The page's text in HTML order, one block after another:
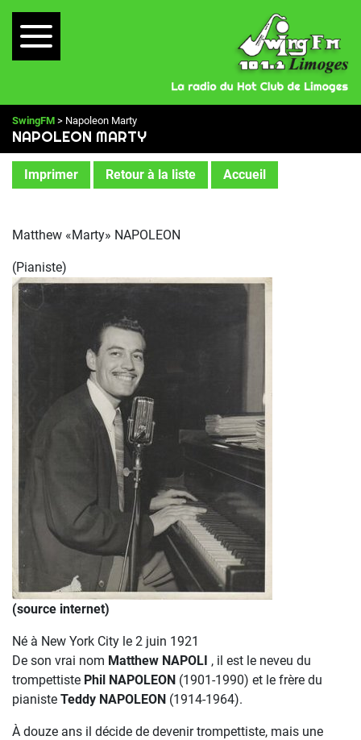
SwingFM > Napoleon Marty
NAPOLEON MARTY
Imprimer Retour à la liste Accueil
Matthew «Marty» NAPOLEON
(Pianiste)
(source internet)
Né à New York City le 2 juin 1921
De son vrai nom Matthew NAPOLI , il est le neveu du
trompettiste Phil NAPOLEON (1901-1990) et le frère du
pianiste Teddy NAPOLEON (1914-1964).
À douze ans il décide de devenir trompettiste, mais une